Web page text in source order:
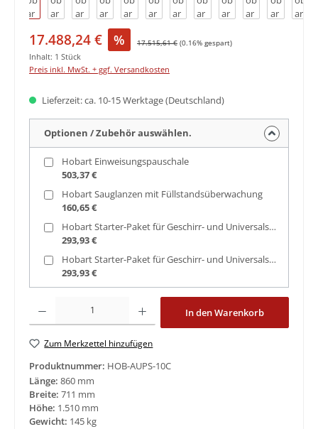
Verkaufspreis:
17.488,24 € % Regulärer Preis:
17.515,61 € (0.16% gespart)
Inhalt: 1 Stück
Preis inkl. MwSt. + ggf. Versandkosten
Lieferzeit: ca. 10-15 Werktage (Deutschland)
Optionen / Zubehör auswählen.
Hobart Einweisungspauschale
503,37 €
Hobart Sauglanzen mit Füllstandsüberwachung
160,65 €
Hobart Starter-Paket für Geschirr- und Universalspülmaschinen
293,93 €
Hobart Starter-Paket für Geschirr- und Universalspülmaschinen
293,93 €
Produkt Anzahl: Gib den gewünschten Wert ein oder benutze die
In den Warenkorb
Zum Merkzettel hinzufügen
Produktnummer: HOB-AUPS-10C
Länge: 860 mm
Breite: 711 mm
Höhe: 1.510 mm
Gewicht: 145 kg